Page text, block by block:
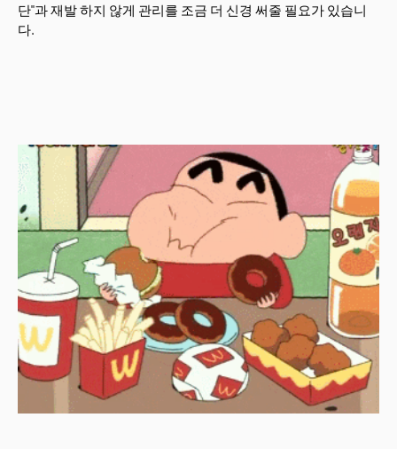
단"과 재발 하지 않게 관리를 조금 더 신경 써줄 필요가 있습니
다.